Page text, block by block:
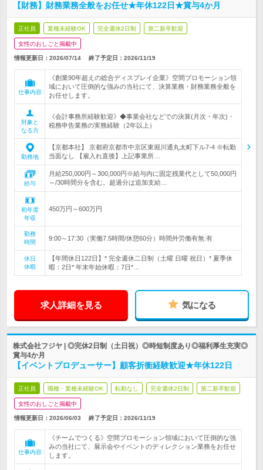
【財務】財務業務全般をお任せ★年休122日★賞与4か月
正社員 業種未経験OK 完全週休2日制 第二新卒歓迎
女性のおしごと掲載中
情報更新日：2026/07/14 終了予定日： 2026/11/19
仕事内容
《創業90年超えの総合ディスプレイ企業》空間プロモーション領
域において圧倒的な強みの当社にて、決算業務・財務業務全般を
お任せします。
対象と
なる方
《会計事務所経験歓迎》◆事業会社などでの決算(月次・年次)・
税務申告業務の実務経験（2年以上）
勤務地
【京都本社】 京都府京都市中京区東堀川通丸太町下ル7-4 ※転勤
当面なし 【雇入れ直後】上記事業所…
給与
月給250,000円～300,000円※給与内に固定残業代として50,000円
～/30時間分を含む。超過分は追加支給…
初年度
年収
450万円～600万円
勤務
時間
9:00～17:30（実働7.5時間/休憩60分）時間外労働有無:有
休日
休暇
【年間休日122日】* 完全週休二日制（土曜 日曜 祝日）* 夏季休
暇：2日* 年末年始休暇：7日*…
求人詳細を見る 気になる
株式会社フジヤ | ◎完休2日制（土日祝）◎時短制度あり◎福利厚生充実◎
賞与4か月
【イベントプロデューサー】顧客折衝経験歓迎★年休122日
正社員 職種・業種未経験OK 転勤なし 完全週休2日制 第二新卒歓迎
女性のおしごと掲載中
情報更新日：2026/06/03 終了予定日： 2026/11/19
仕事内容
《チームでつくる》空間プロモーション領域において圧倒的な強
みの当社にて、展示会やイベントのディレクション業務をお任せ
します。